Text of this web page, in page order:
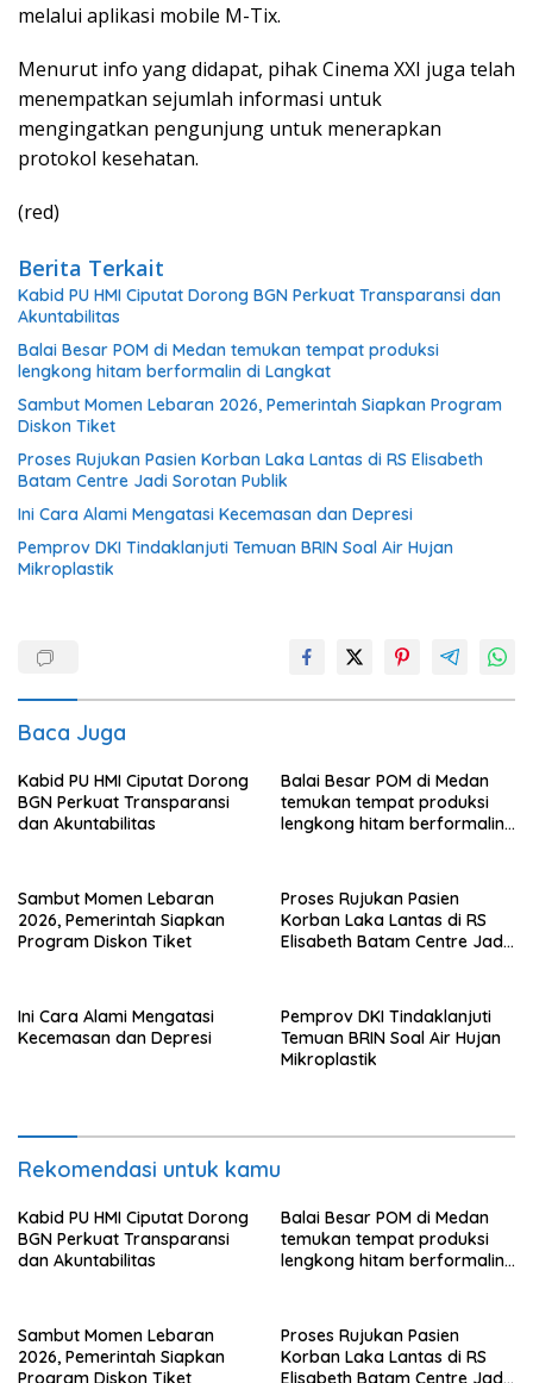
melalui aplikasi mobile M-Tix.
Menurut info yang didapat, pihak Cinema XXI juga telah
menempatkan sejumlah informasi untuk
mengingatkan pengunjung untuk menerapkan
protokol kesehatan.
(red)
Berita Terkait
Kabid PU HMI Ciputat Dorong BGN Perkuat Transparansi dan
Akuntabilitas
Balai Besar POM di Medan temukan tempat produksi
lengkong hitam berformalin di Langkat
Sambut Momen Lebaran 2026, Pemerintah Siapkan Program
Diskon Tiket
Proses Rujukan Pasien Korban Laka Lantas di RS Elisabeth
Batam Centre Jadi Sorotan Publik
Ini Cara Alami Mengatasi Kecemasan dan Depresi
Pemprov DKI Tindaklanjuti Temuan BRIN Soal Air Hujan
Mikroplastik
Baca Juga
Kabid PU HMI Ciputat Dorong
BGN Perkuat Transparansi
dan Akuntabilitas
Balai Besar POM di Medan
temukan tempat produksi
lengkong hitam berformalin
Sambut Momen Lebaran
2026, Pemerintah Siapkan
Program Diskon Tiket
Proses Rujukan Pasien
Korban Laka Lantas di RS
Elisabeth Batam Centre Jadi
Ini Cara Alami Mengatasi
Kecemasan dan Depresi
Pemprov DKI Tindaklanjuti
Temuan BRIN Soal Air Hujan
Mikroplastik
Rekomendasi untuk kamu
Kabid PU HMI Ciputat Dorong
BGN Perkuat Transparansi
dan Akuntabilitas
Balai Besar POM di Medan
temukan tempat produksi
lengkong hitam berformalin
Sambut Momen Lebaran
2026, Pemerintah Siapkan
Program Diskon Tiket
Proses Rujukan Pasien
Korban Laka Lantas di RS
Elisabeth Batam Centre Jadi